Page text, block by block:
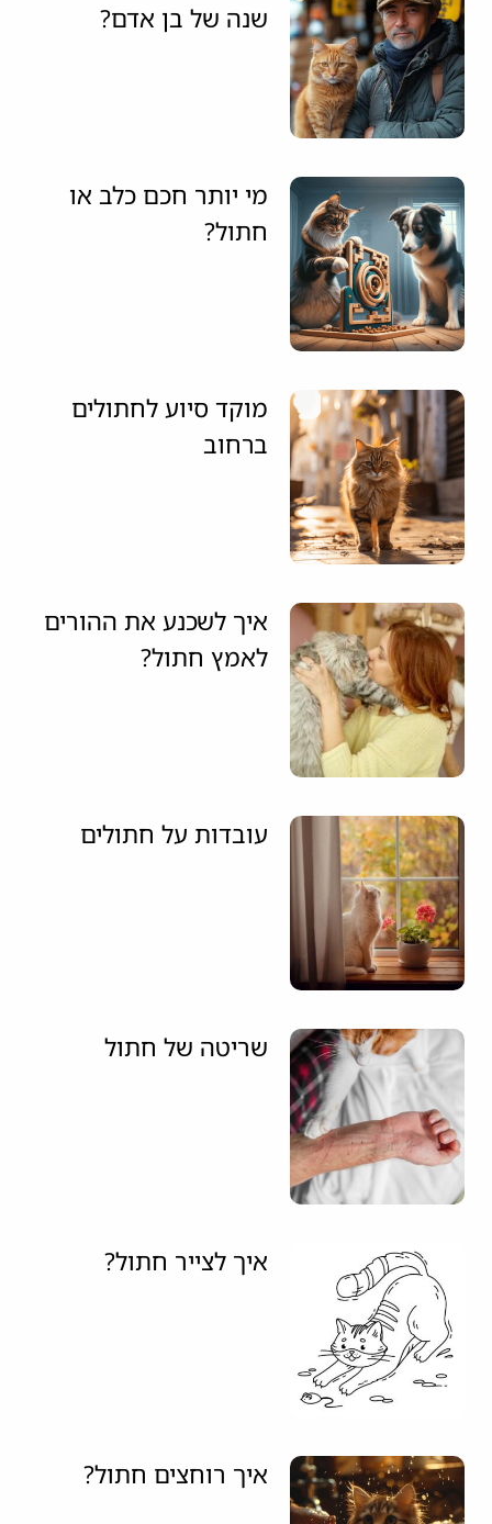
שנה של בן אדם?
מי יותר חכם כלב או
חתול?
מוקד סיוע לחתולים
ברחוב
איך לשכנע את ההורים
לאמץ חתול?
עובדות על חתולים
שריטה של חתול
איך לצייר חתול?
איך רוחצים חתול?